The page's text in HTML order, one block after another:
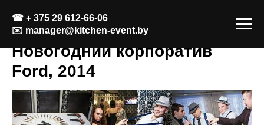
☎ + 375 29 612-66-06
✉️ manager@kitchen-event.by
Новогодний корпоратив
Ford, 2014